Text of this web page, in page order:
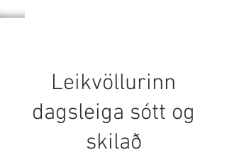
Leikvöllurinn
dagsleiga sótt og
skilað